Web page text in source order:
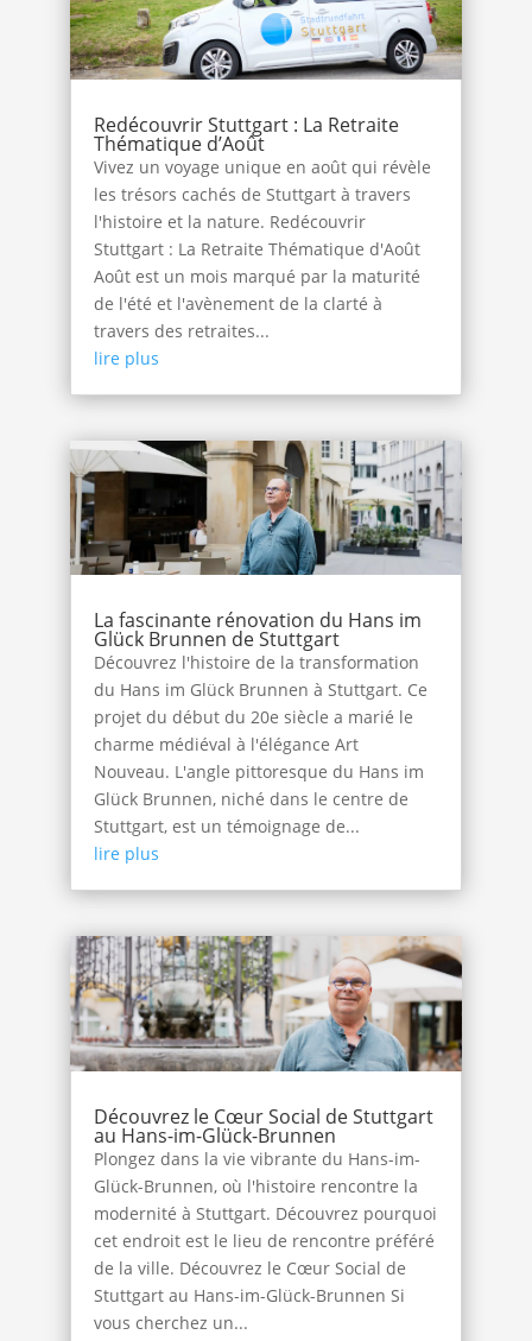
Redécouvrir Stuttgart : La Retraite
Thématique d’Août
Vivez un voyage unique en août qui révèle
les trésors cachés de Stuttgart à travers
l'histoire et la nature. Redécouvrir
Stuttgart : La Retraite Thématique d'Août
Août est un mois marqué par la maturité
de l'été et l'avènement de la clarté à
travers des retraites...
lire plus
La fascinante rénovation du Hans im
Glück Brunnen de Stuttgart
Découvrez l'histoire de la transformation
du Hans im Glück Brunnen à Stuttgart. Ce
projet du début du 20e siècle a marié le
charme médiéval à l'élégance Art
Nouveau. L'angle pittoresque du Hans im
Glück Brunnen, niché dans le centre de
Stuttgart, est un témoignage de...
lire plus
Découvrez le Cœur Social de Stuttgart
au Hans-im-Glück-Brunnen
Plongez dans la vie vibrante du Hans-im-
Glück-Brunnen, où l'histoire rencontre la
modernité à Stuttgart. Découvrez pourquoi
cet endroit est le lieu de rencontre préféré
de la ville. Découvrez le Cœur Social de
Stuttgart au Hans-im-Glück-Brunnen Si
vous cherchez un...